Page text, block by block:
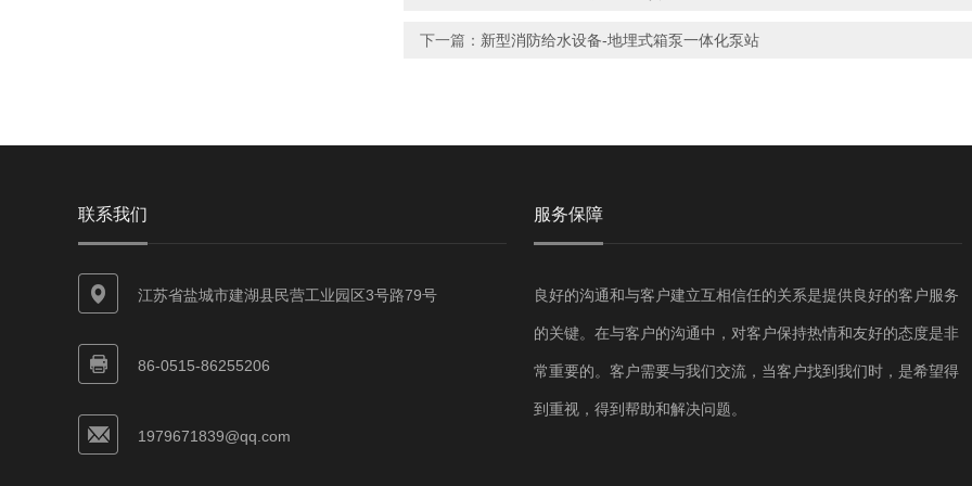
下一篇： 新型消防给水设备-地埋式箱泵一体化泵站
联系我们
江苏省盐城市建湖县民营工业园区3号路79号
86-0515-86255206
1979671839@qq.com
服务保障
良好的沟通和与客户建立互相信任的关系是提供良好的客户服务
的关键。在与客户的沟通中，对客户保持热情和友好的态度是非
常重要的。客户需要与我们交流，当客户找到我们时，是希望得
到重视，得到帮助和解决问题。